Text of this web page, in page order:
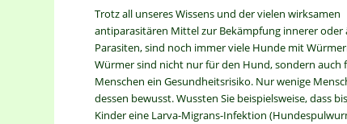
Trotz all unseres Wissens und der vielen wirksamen
antiparasitären Mittel zur Bekämpfung innerer oder
Parasiten, sind noch immer viele Hunde mit
Würmer sind nicht nur für den Hund, sondern auch
Menschen ein Gesundheitsrisiko. Nur wenige
dessen bewusst. Wussten Sie beispielsweise, dass
Kinder eine Larva-Migrans-Infektion